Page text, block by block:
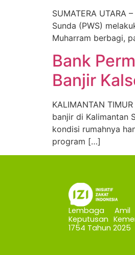
SUMATERA UTARA
Sunda (PWS)
Muharram berbagi,
Bank
Banjir
KALIMANTAN
banjir di Kalimantan
kondisi rumahnya
program […]
Lembaga
Keputusan
1754 Tahun 2025